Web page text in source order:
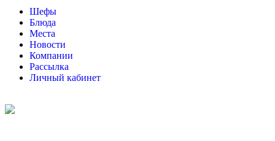
Шефы
Блюда
Места
Новости
Компании
Рассылка
Личный кабинет